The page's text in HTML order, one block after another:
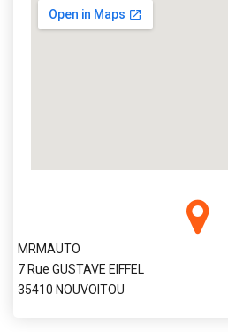
MRMAUTO
7 Rue GUSTAVE EIFFEL
35410 NOUVOITOU